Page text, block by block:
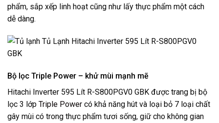
phẩm, sắp xếp linh hoạt cũng như lấy thực phẩm một cách
dễ dàng.
Bộ lọc Triple Power – khử mùi mạnh mẽ
Hitachi Inverter 595 Lít R-S800PGV0 GBK được trang bị bộ
lọc 3 lớp Triple Power có khả năng hút và loại bỏ 7 loại chất
gây mùi có trong thực phẩm tươi sống, giữ cho không gian